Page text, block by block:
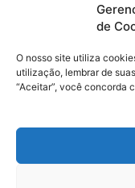
de
O nosso site utiliza
utilização, lembrar de
“Aceitar”, você concorda
(91) 98224 -
© 2025 A Província
Trav. Quintino